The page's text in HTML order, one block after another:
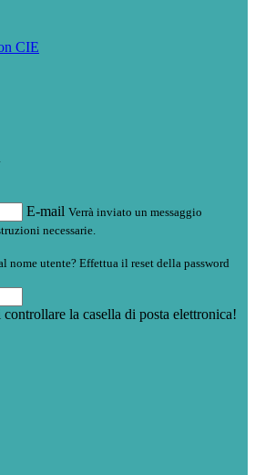
CIE
E-mail Verrà inviato un messaggio
necessarie.
nome utente? Effettua il reset della password
la casella di posta elettronica!